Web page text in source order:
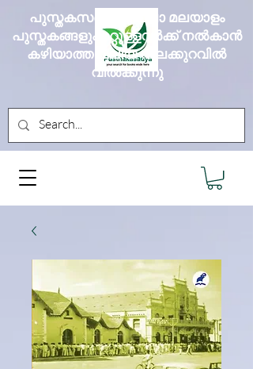
പുസ്തകസദ്യ എല്ലാ മലയാളം
പുസ്തകങ്ങളും മറ്റുള്ളവർക്ക് നൽകാൻ
കഴിയാത്ത വലിയ വിലക്കുറവിൽ
വിൽക്കുന്നു